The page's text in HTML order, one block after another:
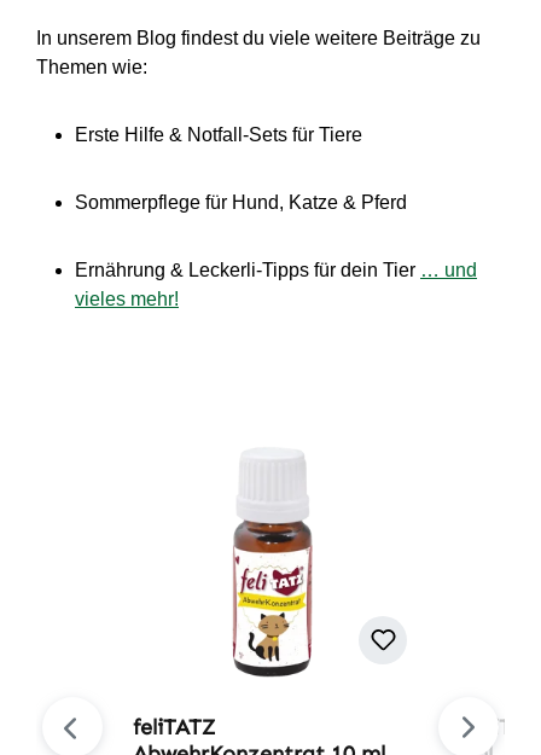
In unserem Blog findest du viele weitere Beiträge zu
Themen wie:
Erste Hilfe & Notfall-Sets für Tiere
Sommerpflege für Hund, Katze & Pferd
Ernährung & Leckerli-Tipps für dein Tier … und
vieles mehr!
feliTATZ